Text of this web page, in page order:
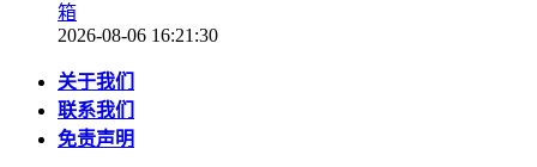
箱
2026-08-06 16:21:30
关于我们
联系我们
免责声明